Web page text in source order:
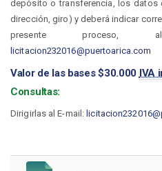
depósito o transferencia, los datos
dirección, giro) y deberá indicar
presente proceso,
licitacion232016@puertoarica.com
Valor de las bases $30.000 IVA
Consultas:
Dirigirlas al E-mail: